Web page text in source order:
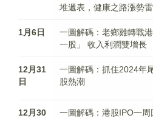
堆遞表，健康之路漲勢
1月6日
一圖解碼：老鄉雞轉戰
一股」 收入利潤雙增長
12月31
日
一圖解碼：抓住2024年
股熱潮
12月30
一圖解碼：港股IPO一